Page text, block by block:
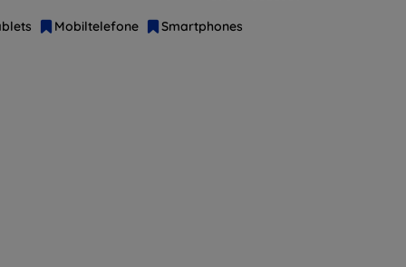
Mobiltelefone Smartphones